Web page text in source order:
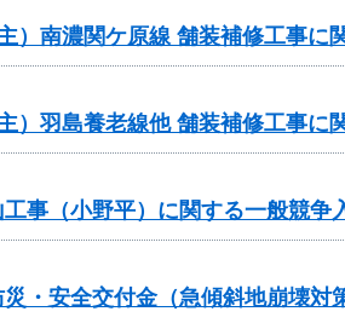
南濃関ケ原線 舗装補修工事に
羽島養老線他 舗装補修工事に
事（小野平）に関する一般競争
災・安全交付金（急傾斜地崩壊